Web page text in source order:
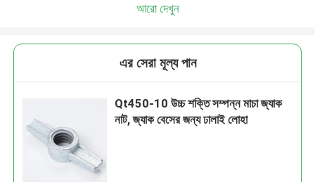
আরো দেখুন
এর সেরা মূল্য পান
Qt450-10 উচ্চ শক্তি সম্পন্ন মাচা জ্যাক
নাট, জ্যাক বেসের জন্য ঢালাই লোহা